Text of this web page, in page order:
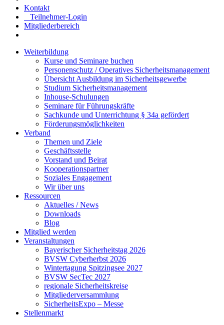
Kontakt
Teilnehmer-Login
Mitgliederbereich
Weiterbildung
Kurse und Seminare buchen
Personenschutz / Operatives Sicherheitsmanagement
Übersicht Ausbildung im Sicherheitsgewerbe
Studium Sicherheitsmanagement
Inhouse-Schulungen
Seminare für Führungskräfte
Sachkunde und Unterrichtung § 34a gefördert
Förderungsmöglichkeiten
Verband
Themen und Ziele
Geschäftsstelle
Vorstand und Beirat
Kooperationspartner
Soziales Engagement
Wir über uns
Ressourcen
Aktuelles / News
Downloads
Blog
Mitglied werden
Veranstaltungen
Bayerischer Sicherheitstag 2026
BVSW Cyberherbst 2026
Wintertagung Spitzingsee 2027
BVSW SecTec 2027
regionale Sicherheitskreise
Mitgliederversammlung
SicherheitsExpo – Messe
Stellenmarkt